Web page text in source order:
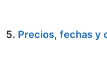
5. Precios, fechas y